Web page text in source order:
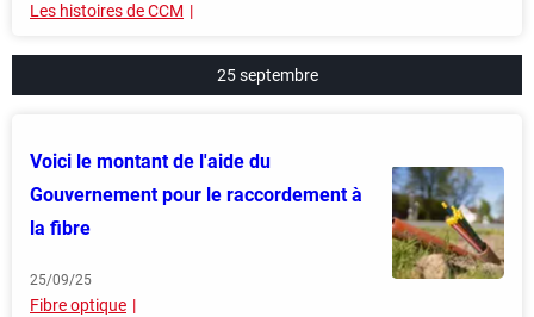
Les histoires de CCM
25 septembre
Voici le montant de l'aide du
Gouvernement pour le raccordement à
la fibre
25/09/25
Fibre optique